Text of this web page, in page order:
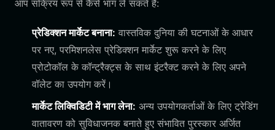
आप सक्रिय रूप से कैसे भाग ले सकते हैं:
प्रेडिक्शन मार्केट बनाना: वास्तविक दुनिया की घटनाओं के आधार
पर नए, परमिशनलेस प्रेडिक्शन मार्केट शुरू करने के लिए
प्रोटोकॉल के कॉन्ट्रैक्ट्स के साथ इंटरैक्ट करने के लिए अपने
वॉलेट का उपयोग करें।
मार्केट लिक्विडिटी में भाग लेना: अन्य उपयोगकर्ताओं के लिए ट्रेडिंग
वातावरण को सुविधाजनक बनाते हुए संभावित पुरस्कार अर्जित